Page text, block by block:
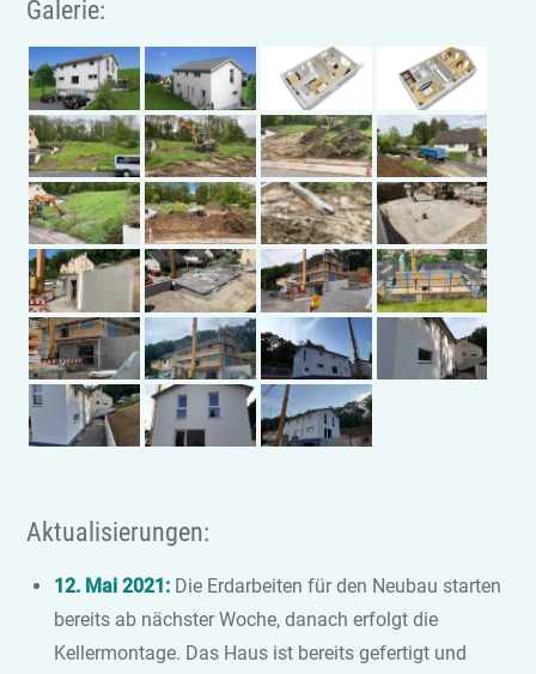
Galerie:
Aktualisierungen:
12. Mai 2021: Die Erdarbeiten für den Neubau starten
bereits ab nächster Woche, danach erfolgt die
Kellermontage. Das Haus ist bereits gefertigt und